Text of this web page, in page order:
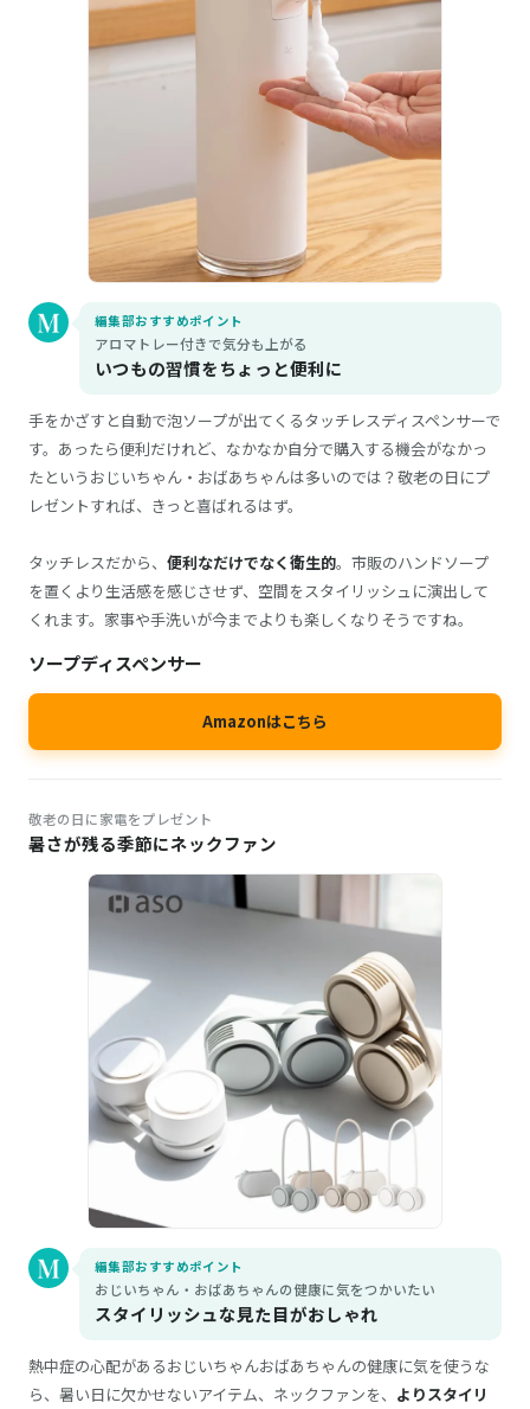
編集部おすすめポイント
アロマトレー付きで気分も上がる
いつもの習慣をちょっと便利に
手をかざすと自動で泡ソープが出てくるタッチレスディスペンサーで
す。あったら便利だけれど、なかなか自分で購入する機会がなかっ
たというおじいちゃん・おばあちゃんは多いのでは？敬老の日にプ
レゼントすれば、きっと喜ばれるはず。
タッチレスだから、 便利なだけでなく衛生的。市販のハンドソープ
を置くより生活感を感じさせず、空間をスタイリッシュに演出して
くれます。家事や手洗いが今までよりも楽しくなりそうですね。
ソープディスペンサー
Amazonはこちら
敬老の日に家電をプレゼント
暑さが残る季節にネックファン
編集部おすすめポイント
おじいちゃん・おばあちゃんの健康に気をつかいたい
スタイリッシュな見た目がおしゃれ
熱中症の心配があるおじいちゃんおばあちゃんの健康に気を使うな
ら、暑い日に欠かせないアイテム、ネックファンを、 よりスタイリ